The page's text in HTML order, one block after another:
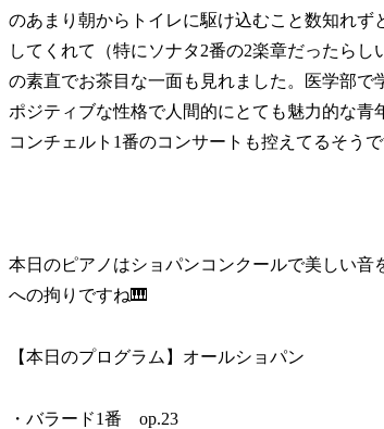
のあまり朝からトイレに駆け込むこと数知れ
してくれて（特にソナタ2番の2楽章だったら
の素直でお茶目な一面も見れました。医学部で
ポジティブな性格で人間的にとても魅力的な
コンチェルト1番のコンサートも控えてるそうで
本日のピアノはショパンコンクールで美しい
への拘りですね🎹
【本日のプログラム】オールショパン
・バラード1番 op.23